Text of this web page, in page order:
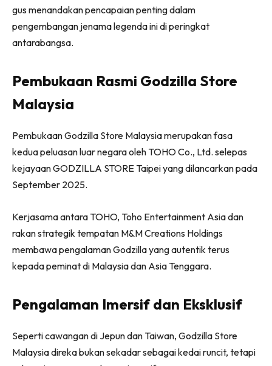
gus menandakan pencapaian penting dalam
pengembangan jenama legenda ini di peringkat
antarabangsa.
Pembukaan Rasmi Godzilla Store
Malaysia
Pembukaan Godzilla Store Malaysia merupakan fasa
kedua peluasan luar negara oleh TOHO Co., Ltd. selepas
kejayaan GODZILLA STORE Taipei yang dilancarkan pada
September 2025.
Kerjasama antara TOHO, Toho Entertainment Asia dan
rakan strategik tempatan M&M Creations Holdings
membawa pengalaman Godzilla yang autentik terus
kepada peminat di Malaysia dan Asia Tenggara.
Pengalaman Imersif dan Eksklusif
Seperti cawangan di Jepun dan Taiwan, Godzilla Store
Malaysia direka bukan sekadar sebagai kedai runcit, tetapi